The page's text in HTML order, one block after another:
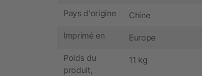
Pays d'origine Chine
Imprimé en Europe
Poids du
produit,
11 kg